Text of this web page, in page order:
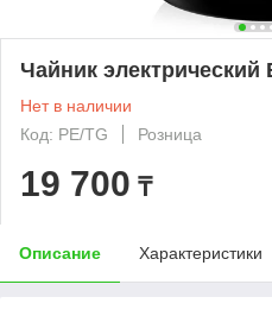
Чайник электрический
Нет в наличии
Код: PE/TG
Розница
19 700 ₸
Описание Характеристики